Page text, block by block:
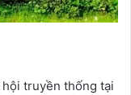
truyền thống tại